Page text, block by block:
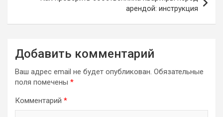
арендой: инструкция
Добавить комментарий
Ваш адрес email не будет опубликован. Обязательные
поля помечены *
Комментарий *